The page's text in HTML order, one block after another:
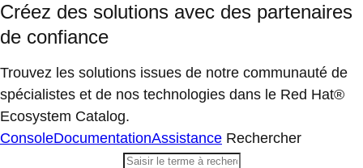
Créez des solutions avec des partenaires
de confiance
Trouvez les solutions issues de notre communauté de
spécialistes et de nos technologies dans le Red Hat®
Ecosystem Catalog.
ConsoleDocumentationAssistance Rechercher